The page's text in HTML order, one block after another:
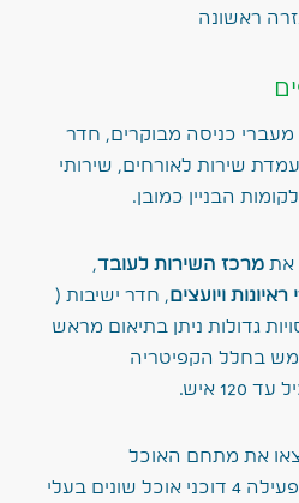
ראשונה
כניסה מבוקרים, חדר
שירות לאורחים, שירותי
הבניין כמובן.
את מרכז השירות לעובד,
ראיונות ויועצים, חדר ישיבות (
גדולות ניתן בתיאום מראש
בחלל הקפיטריה
איש.
את מתחם האוכל
המפעילה 4 דוכני אוכל שונים בעלי